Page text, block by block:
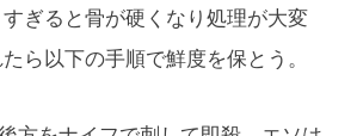
ぎると骨が硬くなり処理が大変
ら以下の手順で鮮度を保とう。